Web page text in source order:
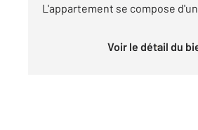
L'appartement se compose d'un
Voir le détail du